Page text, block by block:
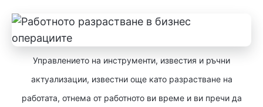
Управлението на инструменти, известия и ръчни
актуализации, известни още като разрастване на
работата, отнема от работното ви време и ви пречи да